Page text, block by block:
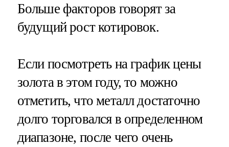
Больше факторов говорят за
будущий рост котировок.
Если посмотреть на график цены
золота в этом году, то можно
отметить, что металл достаточно
долго торговался в определенном
диапазоне, после чего очень